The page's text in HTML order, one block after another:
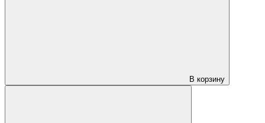
В корзину